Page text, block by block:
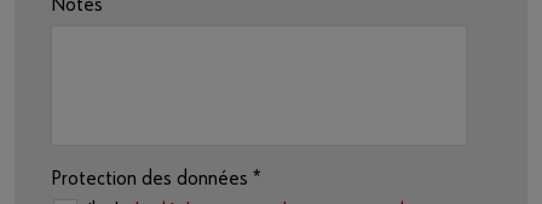
Notes
Protection des données *